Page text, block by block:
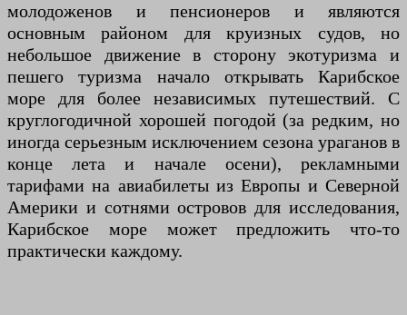
молодоженов и пенсионеров и являются
основным районом для круизных судов, но
небольшое движение в сторону экотуризма и
пешего туризма начало открывать Карибское
море для более независимых путешествий. С
круглогодичной хорошей погодой (за редким, но
иногда серьезным исключением сезона ураганов в
конце лета и начале осени), рекламными
тарифами на авиабилеты из Европы и Северной
Америки и сотнями островов для исследования,
Карибское море может предложить что-то
практически каждому.